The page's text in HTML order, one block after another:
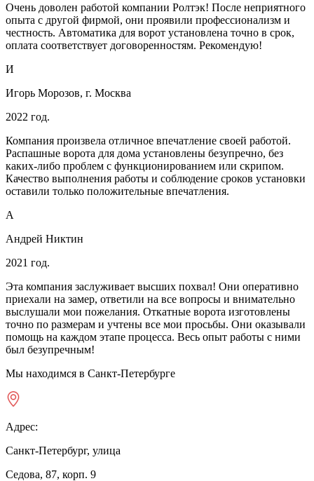
Очень доволен работой компании Ролтэк! После неприятного
опыта с другой фирмой, они проявили профессионализм и
честность. Автоматика для ворот установлена точно в срок,
оплата соответствует договоренностям. Рекомендую!
И
Игорь Морозов, г. Москва
2022 год.
Компания произвела отличное впечатление своей работой.
Распашные ворота для дома установлены безупречно, без
каких-либо проблем с функционированием или скрипом.
Качество выполнения работы и соблюдение сроков установки
оставили только положительные впечатления.
А
Андрей Никтин
2021 год.
Эта компания заслуживает высших похвал! Они оперативно
приехали на замер, ответили на все вопросы и внимательно
выслушали мои пожелания. Откатные ворота изготовлены
точно по размерам и учтены все мои просьбы. Они оказывали
помощь на каждом этапе процесса. Весь опыт работы с ними
был безупречным!
Мы находимся в Санкт-Петербурге
Адрес:
Санкт-Петербург, улица
Седова, 87, корп. 9